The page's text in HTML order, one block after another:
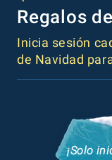
Regalos
Inicia sesión
de Navidad
¡Solo